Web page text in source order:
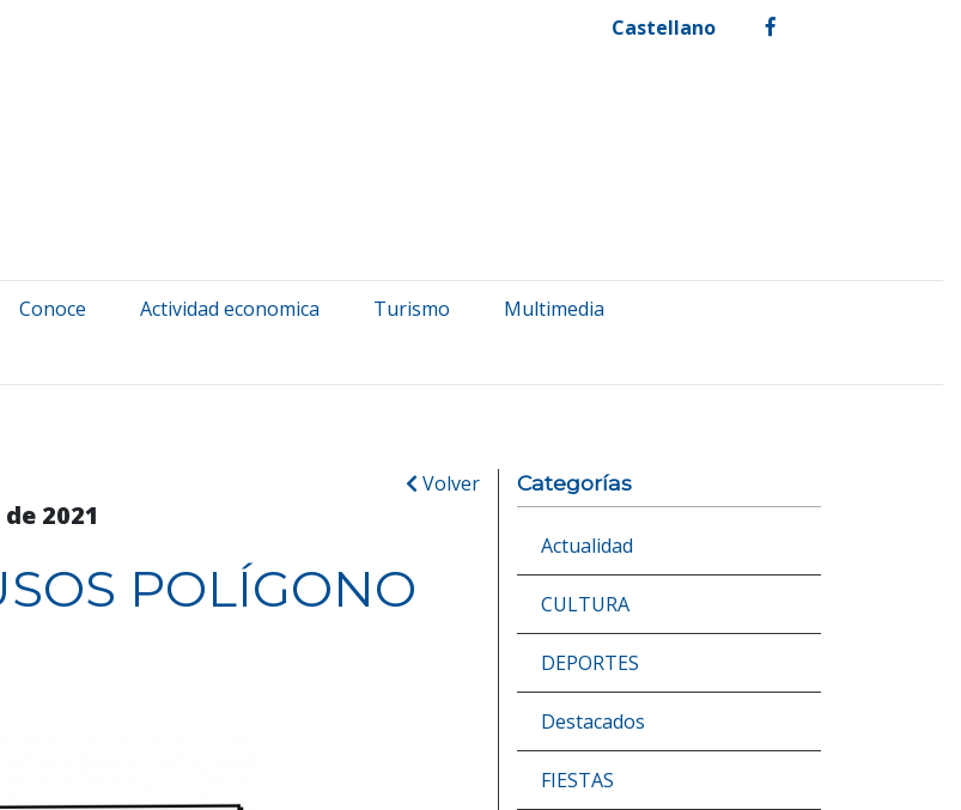
Udala Castellano facebook
Conoce Actividad economica Turismo
Multimedia
Volver
2021
POLÍGONO
Categorías
Actualidad
CULTURA
DEPORTES
Destacados
FIESTAS